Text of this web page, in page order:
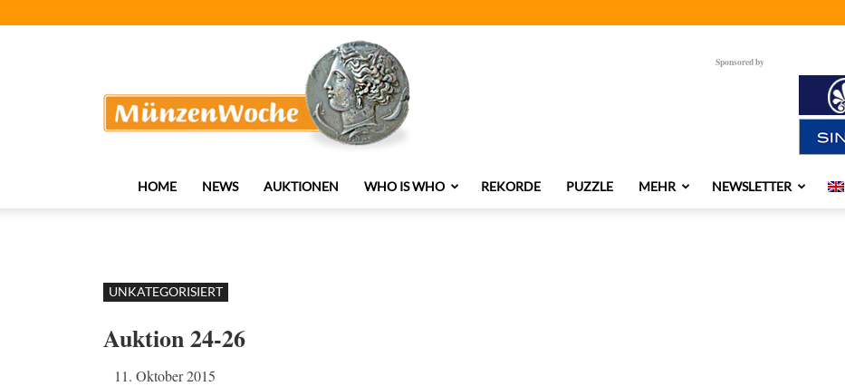
Sponsored by
HOME NEWS AUKTIONEN WHO IS WHO REKORDE PUZZLE MEHR NEWSLETTER
UNKATEGORISIERT
Auktion 24-26
11. Oktober 2015